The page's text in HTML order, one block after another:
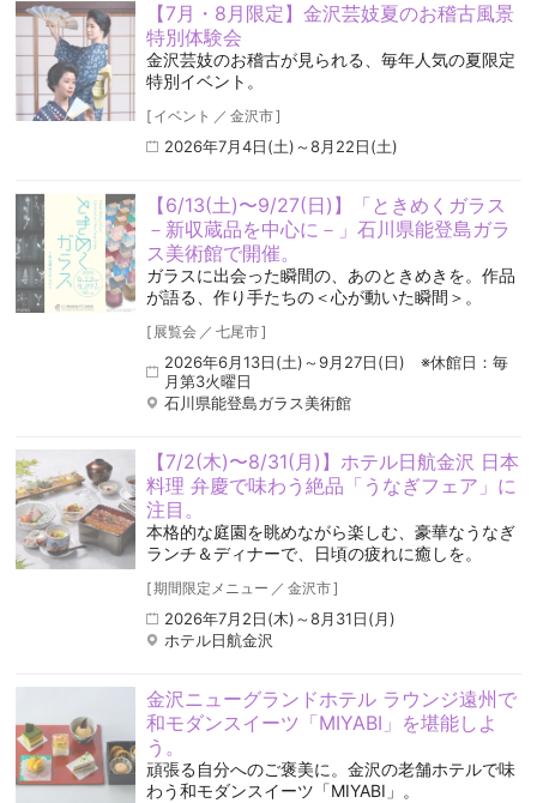
【7月・8月限定】金沢芸妓夏のお稽古風景
特別体験会
金沢芸妓のお稽古が見られる、毎年人気の夏限定
特別イベント。
[ イベント ／ 金沢市]
2026年7月4日(土)～8月22日(土)
【6/13(土)〜9/27(日)】「ときめくガラス
－新収蔵品を中心に－」石川県能登島ガラ
ス美術館で開催。
ガラスに出会った瞬間の、あのときめきを。作品
が語る、作り手たちの＜心が動いた瞬間＞。
[ 展覧会 ／ 七尾市]
2026年6月13日(土)～9月27日(日) ※休館日：毎
月第3火曜日
石川県能登島ガラス美術館
【7/2(木)〜8/31(月)】ホテル日航金沢 日本
料理 弁慶で味わう絶品「うなぎフェア」に
注目。
本格的な庭園を眺めながら楽しむ、豪華なうなぎ
ランチ＆ディナーで、日頃の疲れに癒しを。
[期間限定メニュー ／ 金沢市]
2026年7月2日(木)～8月31日(月)
ホテル日航金沢
金沢ニューグランドホテル ラウンジ遠州で
和モダンスイーツ「MIYABI」を堪能しよ
う。
頑張る自分へのご褒美に。金沢の老舗ホテルで味
わう和モダンスイーツ「MIYABI」。